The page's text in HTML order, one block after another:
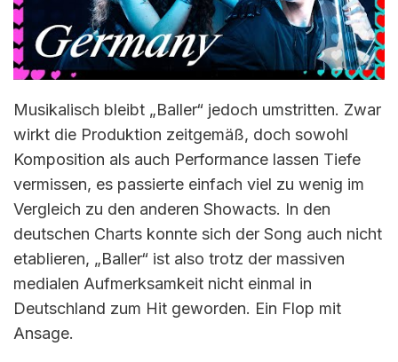
Musikalisch bleibt „Baller“ jedoch umstritten. Zwar
wirkt die Produktion zeitgemäß, doch sowohl
Komposition als auch Performance lassen Tiefe
vermissen, es passierte einfach viel zu wenig im
Vergleich zu den anderen Showacts. In den
deutschen Charts konnte sich der Song auch nicht
etablieren, „Baller“ ist also trotz der massiven
medialen Aufmerksamkeit nicht einmal in
Deutschland zum Hit geworden. Ein Flop mit
Ansage.